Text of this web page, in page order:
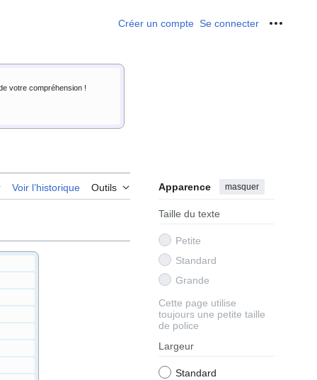
Créer un compte Se connecter Outils
votre compréhension !
Voir l’historique Outils Apparence masquer
Taille du texte
Petite
Standard
Grande
Cette page utilise
toujours une petite taille
de police
Largeur
Standard